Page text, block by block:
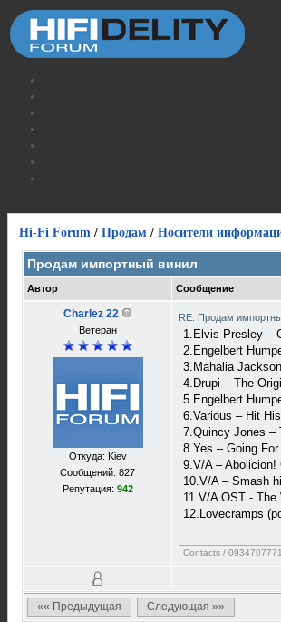
Hi-Fi Forum / Продам / Носители
Продам импортный винил
Автор Сообщение
Charlez 22
Ветеран
Откуда: Kiev
Сообщений: 827
Репутация: 942
RE: Продам
1.Elvis Presley –
2.Engelbert
3.Mahalia
4.Drupi – The
5.Engelbert
6.Various – Hit
7.Quincy Jones –
8.Yes – Going
9.V/A – Abolicion!
10.V/A – Smash
11.V/A OST - The
12.Lovecramps
Contacts / 0934707771
«« Предыдущая
Следующая »»